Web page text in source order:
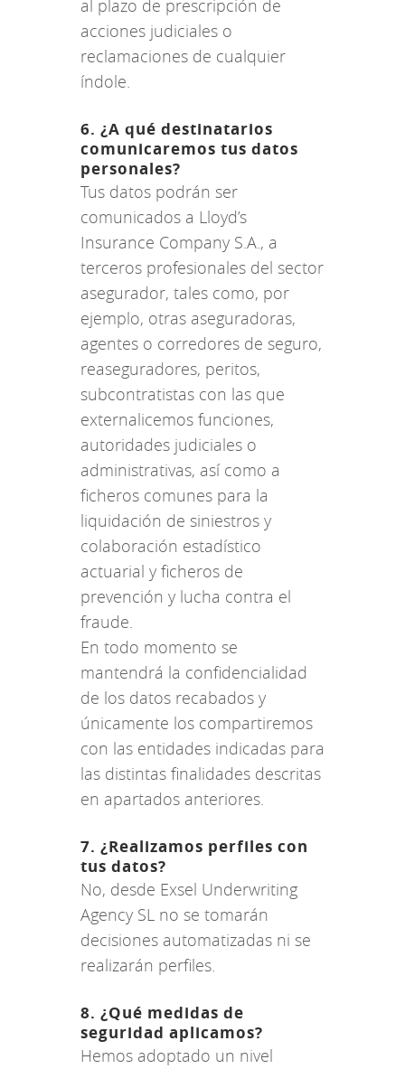
al plazo de prescripción de
acciones judiciales o
reclamaciones de cualquier
índole.
6. ¿A qué destinatarios
comunicaremos tus datos
personales?
Tus datos podrán ser
comunicados a Lloyd’s
Insurance Company S.A., a
terceros profesionales del sector
asegurador, tales como, por
ejemplo, otras aseguradoras,
agentes o corredores de seguro,
reaseguradores, peritos,
subcontratistas con las que
externalicemos funciones,
autoridades judiciales o
administrativas, así como a
ficheros comunes para la
liquidación de siniestros y
colaboración estadístico
actuarial y ficheros de
prevención y lucha contra el
fraude.
En todo momento se
mantendrá la confidencialidad
de los datos recabados y
únicamente los compartiremos
con las entidades indicadas para
las distintas finalidades descritas
en apartados anteriores.
7. ¿Realizamos perfiles con
tus datos?
No, desde Exsel Underwriting
Agency SL no se tomarán
decisiones automatizadas ni se
realizarán perfiles.
8. ¿Qué medidas de
seguridad aplicamos?
Hemos adoptado un nivel